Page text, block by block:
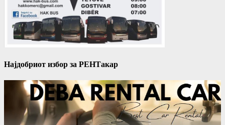
Најдобриот избор за РЕНТакар